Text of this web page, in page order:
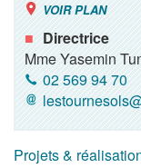
VOIR PLAN
Directrice
Mme Yasemin
02 569 94 70
Projets &